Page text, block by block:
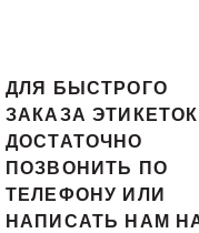
ДЛЯ БЫСТРОГО
ЗАКАЗА ЭТИКЕТОК
ДОСТАТОЧНО
ПОЗВОНИТЬ ПО
ТЕЛЕФОНУ ИЛИ
НАПИСАТЬ НАМ